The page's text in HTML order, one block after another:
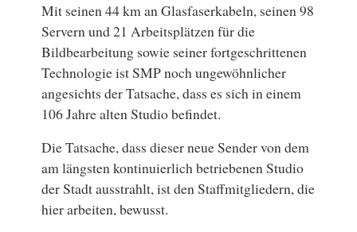
Mit seinen 44 km an Glasfaserkabeln, seinen 98
Servern und 21 Arbeitsplätzen für die
Bildbearbeitung sowie seiner fortgeschrittenen
Technologie ist SMP noch ungewöhnlicher
angesichts der Tatsache, dass es sich in einem
106 Jahre alten Studio befindet.
Die Tatsache, dass dieser neue Sender von dem
am längsten kontinuierlich betriebenen Studio
der Stadt ausstrahlt, ist den Staffmitgliedern, die
hier arbeiten, bewusst.